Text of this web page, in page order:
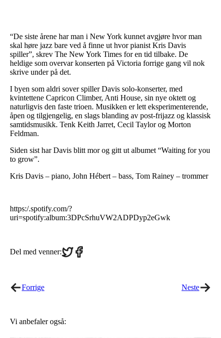
“De siste årene har man i New York kunnet avgjøre hvor man
skal høre jazz bare ved å finne ut hvor pianist Kris Davis
spiller”, skrev The New York Times for en tid tilbake. De
heldige som overvar konserten på Victoria forrige gang vil nok
skrive under på det.
I byen som aldri sover spiller Davis solo-konserter, med
kvintettene Capricon Climber, Anti House, sin nye oktett og
naturligvis den faste trioen. Musikken er lett eksperimenterende,
åpen og tilgjengelig, en slags blanding av post-frijazz og klassisk
samtidsmusikk. Tenk Keith Jarret, Cecil Taylor og Morton
Feldman.
Siden sist har Davis blitt mor og gitt ut albumet “Waiting for you
to grow”.
Kris Davis – piano, John Hébert – bass, Tom Rainey – trommer
https:/.spotify.com/?
uri=spotify:album:3DPcSrhuVW2ADPDyp2eGwk
Del med venner:Share
on
Share
on
Forrige Neste
Vi anbefaler også: